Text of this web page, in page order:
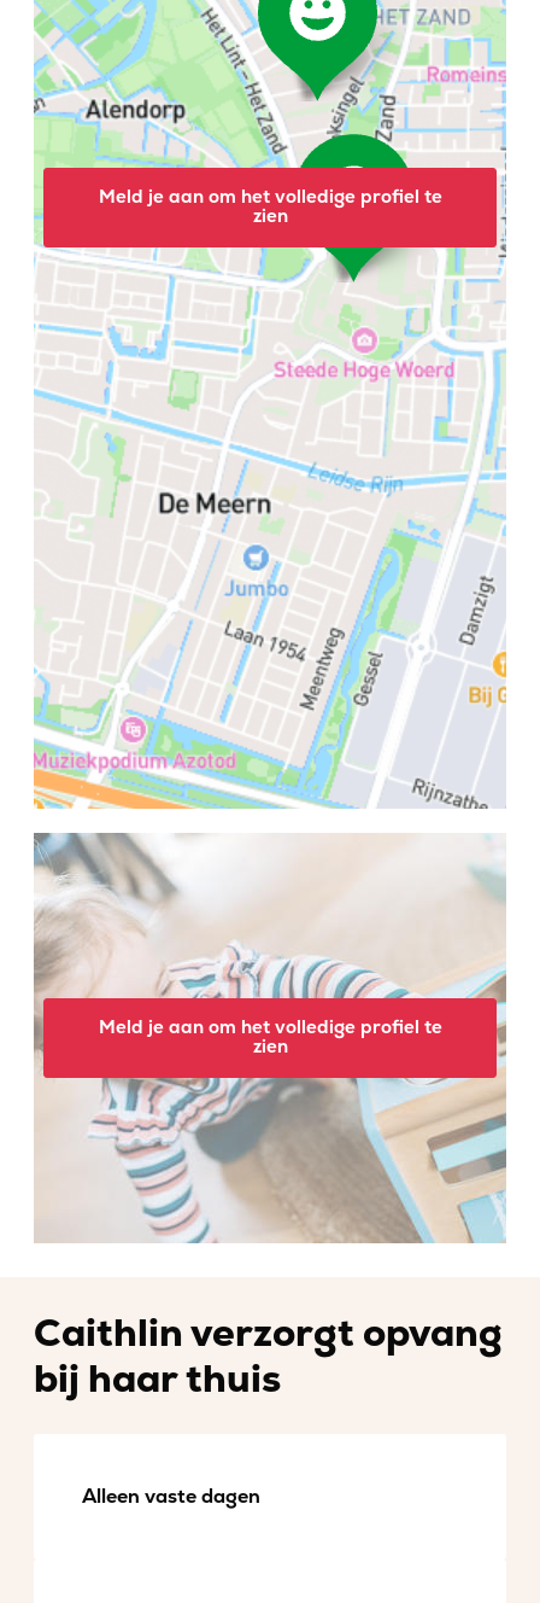
Meld je aan om het volledige profiel te
zien
Meld je aan om het volledige profiel te
zien
Caithlin verzorgt opvang
bij haar thuis
Alleen vaste dagen